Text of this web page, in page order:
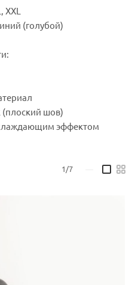
XXL
(голубой)
(плоский шов)
эффектом
1/7